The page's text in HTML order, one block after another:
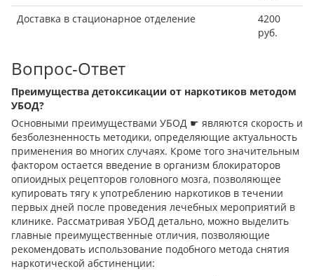
Доставка в стационарное отделение
4200
руб.
Вопрос-Ответ
Преимущества детоксикации от наркотиков методом
УБОД?
Основными преимуществами УБОД ☛ являются скорость и
безболезненность методики, определяющие актуальность
применения во многих случаях. Кроме того значительным
фактором остается введение в организм блокираторов
опиоидных рецепторов головного мозга, позволяющее
купировать тягу к употреблению наркотиков в течении
первых дней после проведения лечебных мероприятий в
клинике. Рассматривая УБОД детально, можно выделить
главные преимущественные отличия, позволяющие
рекомендовать использование подобного метода снятия
наркотической абстиненции: